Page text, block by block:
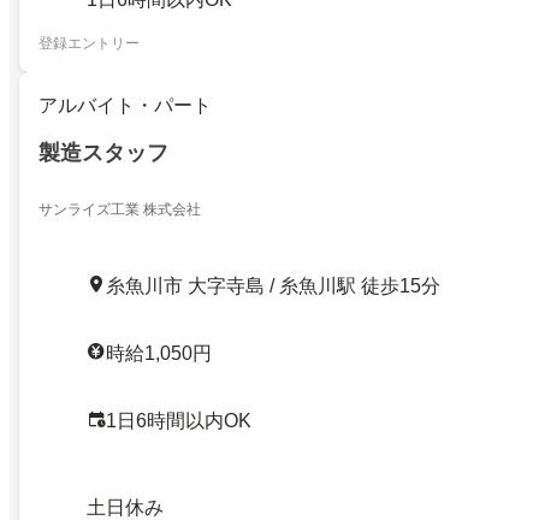
登録エントリー
アルバイト・パート
製造スタッフ
サンライズ工業 株式会社
糸魚川市 大字寺島 / 糸魚川駅 徒歩15分
時給1,050円
1日6時間以内OK
土日休み